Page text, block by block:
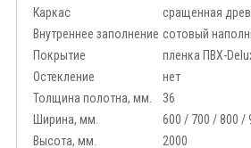
Каркас
сращенная
Внутреннее заполнение сотовый
Покрытие
пленка ПВХ-
Остекление
нет
Толщина полотна, мм.
36
Ширина, мм.
600 / 700 / 800 /
Высота, мм.
2000